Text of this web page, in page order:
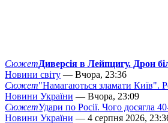
СюжетДиверсія в Лейпцигу. Дрон
Новини світу — Вчора, 23:36
Сюжет"Намагаються зламати Київ".
Новини України — Вчора, 23:09
СюжетУдари по Росії. Чого досягла
Новини України — 4 серпня 2026,